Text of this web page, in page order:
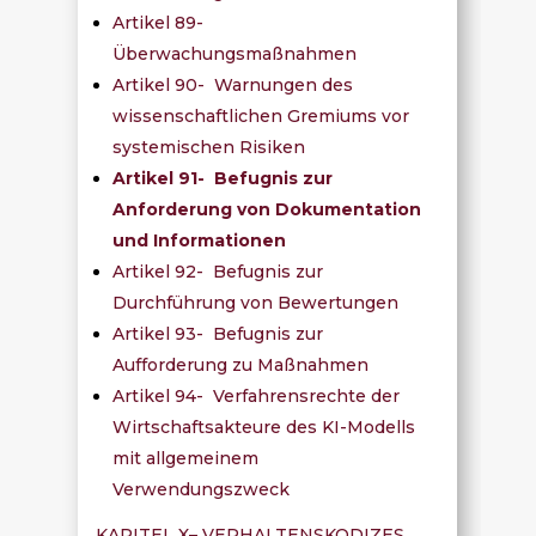
Artikel 89-
Überwachungsmaßnahmen
Artikel 90- Warnungen des
wissenschaftlichen Gremiums vor
systemischen Risiken
Artikel 91- Befugnis zur
Anforderung von Dokumentation
und Informationen
Artikel 92- Befugnis zur
Durchführung von Bewertungen
Artikel 93- Befugnis zur
Aufforderung zu Maßnahmen
Artikel 94- Verfahrensrechte der
Wirtschaftsakteure des KI-Modells
mit allgemeinem
Verwendungszweck